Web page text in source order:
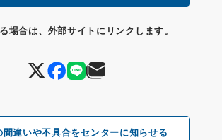
場合は、外部サイトにリンクします。
間違いや不具合をセンターに知らせる